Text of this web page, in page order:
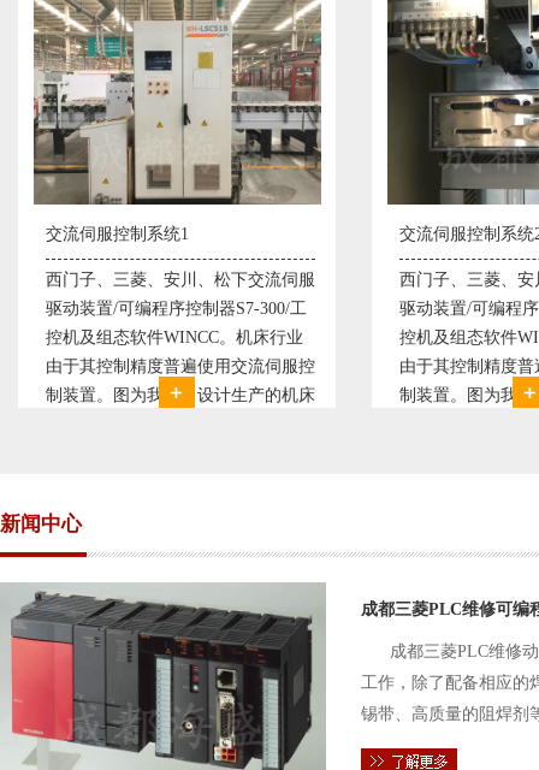
交流伺服控制系统2
西门子、三菱、安川、松下交流伺服
驱动装置/可编程序控制器S7-300/工
控机及组态软件WINCC。机床行业
由于其控制精度普遍使用交流伺服控
制装置。图为我公司设计生产的机床
变频恒压供水系统
变频恒压供水系
极调速技术原理
使供水随着使用
持供水设定压力
点、远传压力表
新闻中心
成都三菱PLC维修可编
成都三菱PLC维修
工作，除了配备相应的
锡带、高质量的阻焊剂
件的电路及通信电缆。